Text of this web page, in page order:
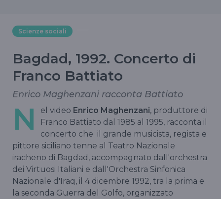
Scienze sociali
Bagdad, 1992. Concerto di
Franco Battiato
Enrico Maghenzani racconta Battiato
N el video Enrico Maghenzani, produttore di
Franco Battiato dal 1985 al 1995, racconta il
concerto che il grande musicista, regista e
pittore siciliano tenne al Teatro Nazionale
iracheno di Bagdad, accompagnato dall'orchestra
dei Virtuosi Italiani e dall'Orchestra Sinfonica
Nazionale d'Iraq, il 4 dicembre 1992, tra la prima e
la seconda Guerra del Golfo, organizzato